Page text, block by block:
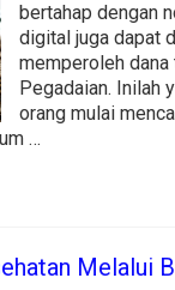
bertahap dengan
digital juga dapat
memperoleh dana
Pegadaian. Inilah
orang mulai
…
Melalui